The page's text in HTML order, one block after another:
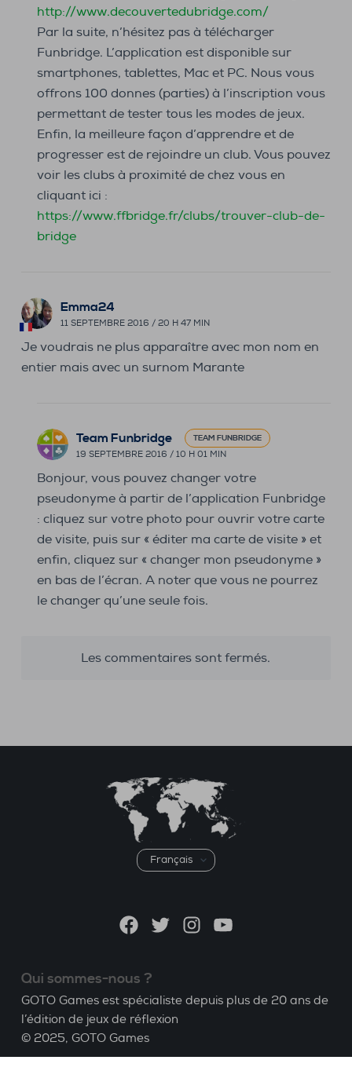
http://www.decouvertedubridge.com/
Par la suite, n’hésitez pas à télécharger
Funbridge. L’application est disponible sur
smartphones, tablettes, Mac et PC. Nous vous
offrons 100 donnes (parties) à l’inscription vous
permettant de tester tous les modes de jeux.
Enfin, la meilleure façon d’apprendre et de
progresser est de rejoindre un club. Vous pouvez
voir les clubs à proximité de chez vous en
cliquant ici :
https://www.ffbridge.fr/clubs/trouver-club-de-
bridge
Emma24
11 SEPTEMBRE 2016 / 20 H 47 MIN
Je voudrais ne plus apparaître avec mon nom en
entier mais avec un surnom Marante
Team Funbridge TEAM FUNBRIDGE
19 SEPTEMBRE 2016 / 10 H 01 MIN
Bonjour, vous pouvez changer votre
pseudonyme à partir de l’application Funbridge
: cliquez sur votre photo pour ouvrir votre carte
de visite, puis sur « éditer ma carte de visite » et
enfin, cliquez sur « changer mon pseudonyme »
en bas de l’écran. A noter que vous ne pourrez
le changer qu’une seule fois.
Les commentaires sont fermés.
Choisir
une
FacebookTwitterInstagramYouTube
Qui sommes-nous ?
GOTO Games est spécialiste depuis plus de 20 ans de
l’édition de jeux de réflexion
© 2025, GOTO Games